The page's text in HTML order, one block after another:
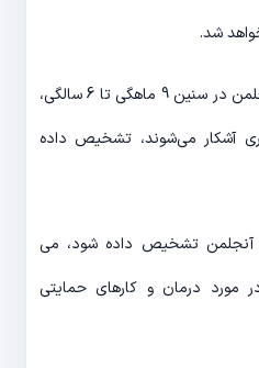
شد.
اکثر کودکان مبتلا به سندرم آنجلمن در سنین 9 ماهگی تا 6 سالگی،
آشکار می‌شوند، تشخیص داده
آنجلمن تشخیص داده شود، می
مورد درمان و کارهای حمایتی